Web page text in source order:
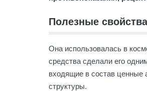
Полезные
Она использовалась в
средства сделали его
входящие в состав ценные
структуры.